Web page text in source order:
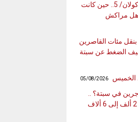
جامع الفنا كما سمعها كولان/ 5.. حين كانت
أهل مراكش
بنقل مئات القاصرين
الضغط عن سبتة
الخميس 05/08/2026
في سبتة؟ ..